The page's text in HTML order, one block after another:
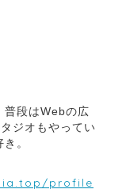
普段はWebの広
ジオもやってい
。
profile